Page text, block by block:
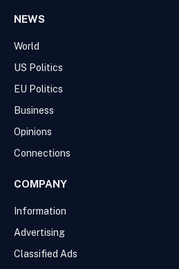
NEWS
World
US Politics
EU Politics
Business
Opinions
Connections
COMPANY
Information
Advertising
Classified Ads